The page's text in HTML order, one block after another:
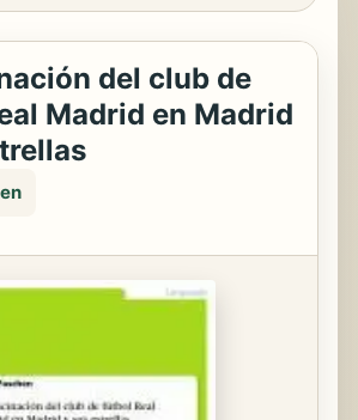
del club de
Madrid en Madrid